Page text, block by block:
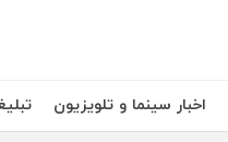
اخبار سینما و تلویزیون